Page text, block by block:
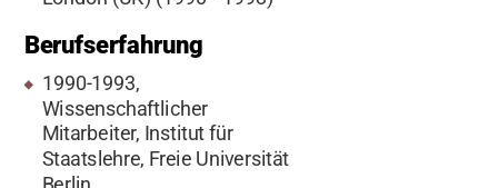
Berufserfahrung
1990-1993,
Wissenschaftlicher
Mitarbeiter, Institut für
Staatslehre, Freie Universität